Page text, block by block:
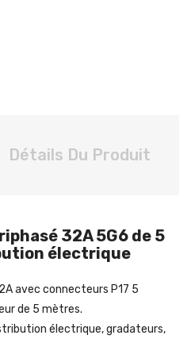
Détails Du Produit
32A 5G6 de 5
électrique
avec connecteurs P17 5
de 5 mètres.
électrique, gradateurs,